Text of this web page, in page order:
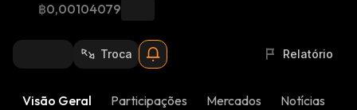
฿0,00104079
Troca Relatório
Visão Geral Participações Mercados Notícias